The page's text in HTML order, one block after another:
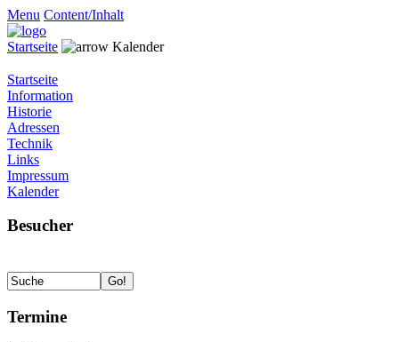
Menu Content/Inhalt
Startseite Kalender
Startseite
Information
Historie
Adressen
Technik
Links
Impressum
Kalender
Besucher
Termine